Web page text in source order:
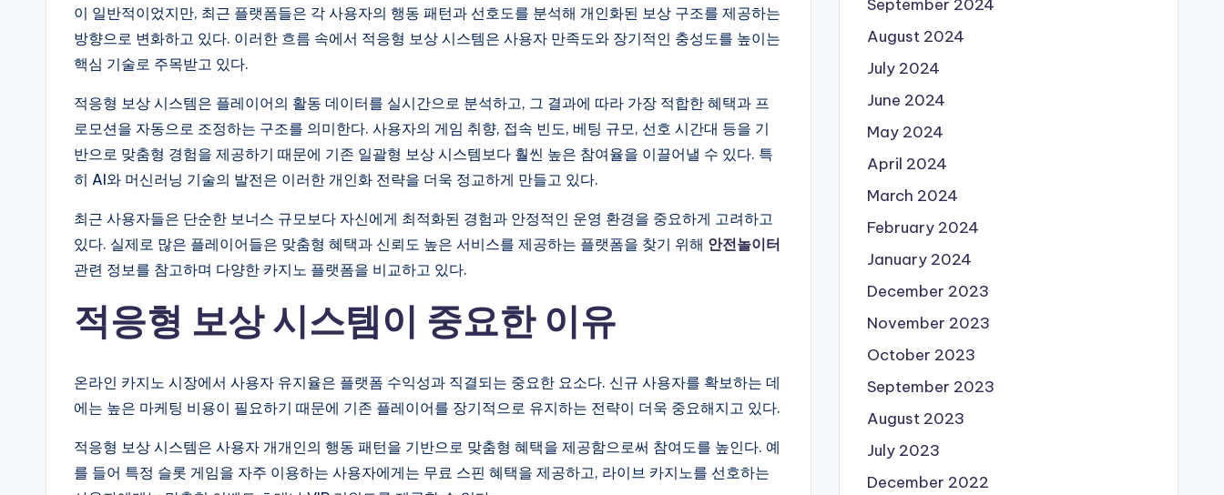
이 일반적이었지만, 최근 플랫폼들은 각 사용자의 행동 패턴과 선호도를 분석해 개인화된 보상 구조를 제공하는
방향으로 변화하고 있다. 이러한 흐름 속에서 적응형 보상 시스템은 사용자 만족도와 장기적인 충성도를 높이는
핵심 기술로 주목받고 있다.
적응형 보상 시스템은 플레이어의 활동 데이터를 실시간으로 분석하고, 그 결과에 따라 가장 적합한 혜택과 프
로모션을 자동으로 조정하는 구조를 의미한다. 사용자의 게임 취향, 접속 빈도, 베팅 규모, 선호 시간대 등을 기
반으로 맞춤형 경험을 제공하기 때문에 기존 일괄형 보상 시스템보다 훨씬 높은 참여율을 이끌어낼 수 있다. 특
히 AI와 머신러닝 기술의 발전은 이러한 개인화 전략을 더욱 정교하게 만들고 있다.
최근 사용자들은 단순한 보너스 규모보다 자신에게 최적화된 경험과 안정적인 운영 환경을 중요하게 고려하고
있다. 실제로 많은 플레이어들은 맞춤형 혜택과 신뢰도 높은 서비스를 제공하는 플랫폼을 찾기 위해 안전놀이터
관련 정보를 참고하며 다양한 카지노 플랫폼을 비교하고 있다.
적응형 보상 시스템이 중요한 이유
온라인 카지노 시장에서 사용자 유지율은 플랫폼 수익성과 직결되는 중요한 요소다. 신규 사용자를 확보하는 데
에는 높은 마케팅 비용이 필요하기 때문에 기존 플레이어를 장기적으로 유지하는 전략이 더욱 중요해지고 있다.
적응형 보상 시스템은 사용자 개개인의 행동 패턴을 기반으로 맞춤형 혜택을 제공함으로써 참여도를 높인다. 예
를 들어 특정 슬롯 게임을 자주 이용하는 사용자에게는 무료 스핀 혜택을 제공하고, 라이브 카지노를 선호하는
September 2024
August 2024
July 2024
June 2024
May 2024
April 2024
March 2024
February 2024
January 2024
December 2023
November 2023
October 2023
September 2023
August 2023
July 2023
December 2022